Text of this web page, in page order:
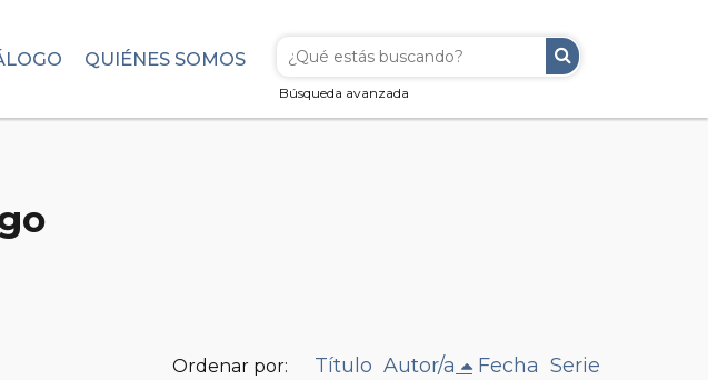
Búsqueda avanzada
QUIÉNES SOMOS
Ordenar por: Título Autor/a Fecha Serie